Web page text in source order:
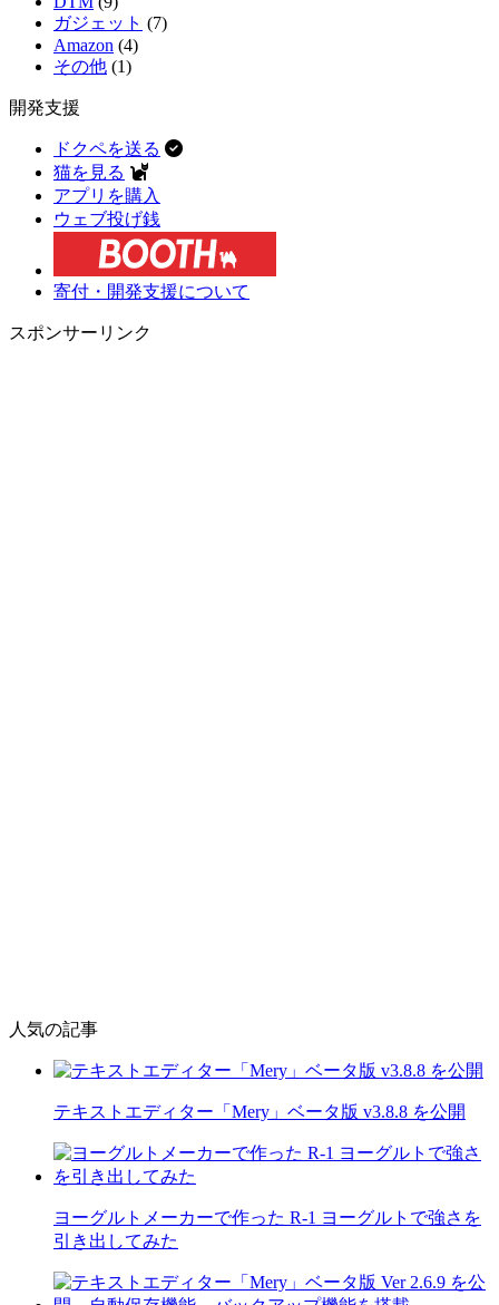
ガジェット (7)
Amazon (4)
その他 (1)
開発支援
ドクペを送る
猫を見る
アプリを購入
ウェブ投げ銭
寄付・開発支援について
スポンサーリンク
人気の記事
テキストエディター「Mery」ベータ版 v3.8.8 を公開
ヨーグルトメーカーで作った R-1 ヨーグルトで強さを
引き出してみた